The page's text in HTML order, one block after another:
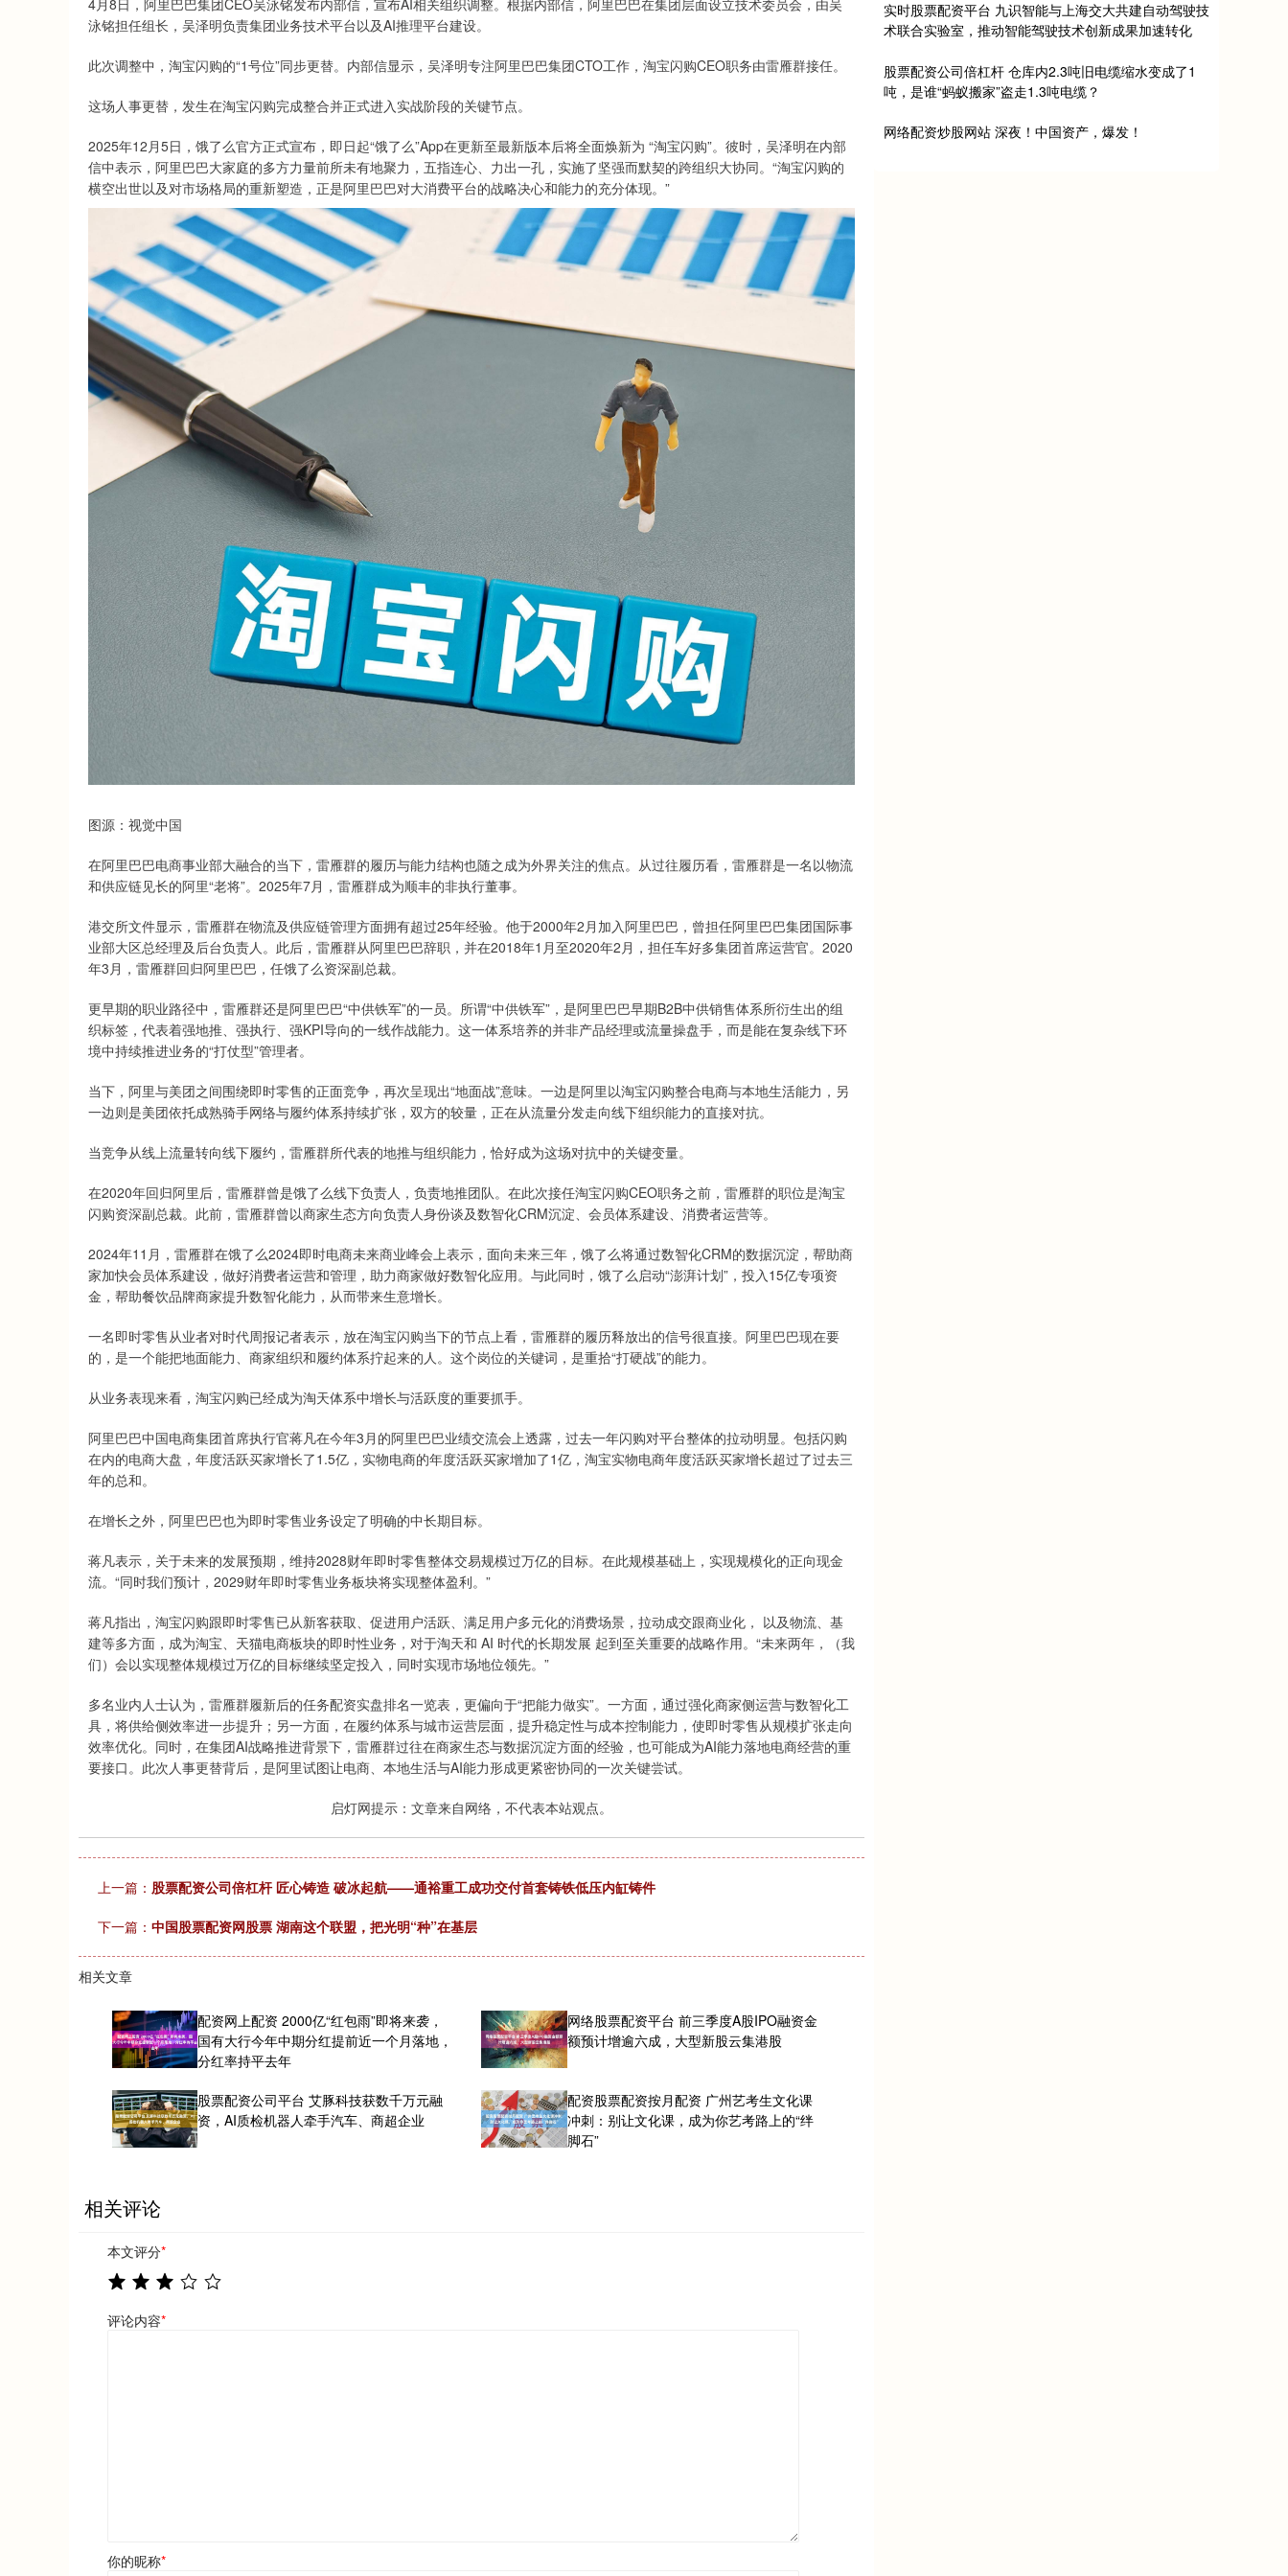
4月8日，阿里巴巴集团CEO吴泳铭发布内部信，宣布AI相关组织调整。根据内部信，阿里巴巴在集团层面设立技术委员会，由吴
泳铭担任组长，吴泽明负责集团业务技术平台以及AI推理平台建设。
此次调整中，淘宝闪购的“1号位”同步更替。内部信显示，吴泽明专注阿里巴巴集团CTO工作，淘宝闪购CEO职务由雷雁群接任。
这场人事更替，发生在淘宝闪购完成整合并正式进入实战阶段的关键节点。
2025年12月5日，饿了么官方正式宣布，即日起“饿了么”App在更新至最新版本后将全面焕新为 “淘宝闪购”。彼时，吴泽明在内部
信中表示，阿里巴巴大家庭的多方力量前所未有地聚力，五指连心、力出一孔，实施了坚强而默契的跨组织大协同。“淘宝闪购的
横空出世以及对市场格局的重新塑造，正是阿里巴巴对大消费平台的战略决心和能力的充分体现。”
图源：视觉中国
在阿里巴巴电商事业部大融合的当下，雷雁群的履历与能力结构也随之成为外界关注的焦点。从过往履历看，雷雁群是一名以物流
和供应链见长的阿里“老将”。2025年7月，雷雁群成为顺丰的非执行董事。
港交所文件显示，雷雁群在物流及供应链管理方面拥有超过25年经验。他于2000年2月加入阿里巴巴，曾担任阿里巴巴集团国际事
业部大区总经理及后台负责人。此后，雷雁群从阿里巴巴辞职，并在2018年1月至2020年2月，担任车好多集团首席运营官。2020
年3月，雷雁群回归阿里巴巴，任饿了么资深副总裁。
更早期的职业路径中，雷雁群还是阿里巴巴“中供铁军”的一员。所谓“中供铁军”，是阿里巴巴早期B2B中供销售体系所衍生出的组
织标签，代表着强地推、强执行、强KPI导向的一线作战能力。这一体系培养的并非产品经理或流量操盘手，而是能在复杂线下环
境中持续推进业务的“打仗型”管理者。
当下，阿里与美团之间围绕即时零售的正面竞争，再次呈现出“地面战”意味。一边是阿里以淘宝闪购整合电商与本地生活能力，另
一边则是美团依托成熟骑手网络与履约体系持续扩张，双方的较量，正在从流量分发走向线下组织能力的直接对抗。
当竞争从线上流量转向线下履约，雷雁群所代表的地推与组织能力，恰好成为这场对抗中的关键变量。
在2020年回归阿里后，雷雁群曾是饿了么线下负责人，负责地推团队。在此次接任淘宝闪购CEO职务之前，雷雁群的职位是淘宝
闪购资深副总裁。此前，雷雁群曾以商家生态方向负责人身份谈及数智化CRM沉淀、会员体系建设、消费者运营等。
2024年11月，雷雁群在饿了么2024即时电商未来商业峰会上表示，面向未来三年，饿了么将通过数智化CRM的数据沉淀，帮助商
家加快会员体系建设，做好消费者运营和管理，助力商家做好数智化应用。与此同时，饿了么启动“澎湃计划”，投入15亿专项资
金，帮助餐饮品牌商家提升数智化能力，从而带来生意增长。
一名即时零售从业者对时代周报记者表示，放在淘宝闪购当下的节点上看，雷雁群的履历释放出的信号很直接。阿里巴巴现在要
的，是一个能把地面能力、商家组织和履约体系拧起来的人。这个岗位的关键词，是重拾“打硬战”的能力。
从业务表现来看，淘宝闪购已经成为淘天体系中增长与活跃度的重要抓手。
阿里巴巴中国电商集团首席执行官蒋凡在今年3月的阿里巴巴业绩交流会上透露，过去一年闪购对平台整体的拉动明显。包括闪购
在内的电商大盘，年度活跃买家增长了1.5亿，实物电商的年度活跃买家增加了1亿，淘宝实物电商年度活跃买家增长超过了过去三
年的总和。
在增长之外，阿里巴巴也为即时零售业务设定了明确的中长期目标。
蒋凡表示，关于未来的发展预期，维持2028财年即时零售整体交易规模过万亿的目标。在此规模基础上，实现规模化的正向现金
流。“同时我们预计，2029财年即时零售业务板块将实现整体盈利。”
蒋凡指出，淘宝闪购跟即时零售已从新客获取、促进用户活跃、满足用户多元化的消费场景，拉动成交跟商业化， 以及物流、基
建等多方面，成为淘宝、天猫电商板块的即时性业务，对于淘天和 AI 时代的长期发展 起到至关重要的战略作用。“未来两年，（我
们）会以实现整体规模过万亿的目标继续坚定投入，同时实现市场地位领先。”
多名业内人士认为，雷雁群履新后的任务配资实盘排名一览表，更偏向于“把能力做实”。一方面，通过强化商家侧运营与数智化工
具，将供给侧效率进一步提升；另一方面，在履约体系与城市运营层面，提升稳定性与成本控制能力，使即时零售从规模扩张走向
效率优化。同时，在集团AI战略推进背景下，雷雁群过往在商家生态与数据沉淀方面的经验，也可能成为AI能力落地电商经营的重
要接口。此次人事更替背后，是阿里试图让电商、本地生活与AI能力形成更紧密协同的一次关键尝试。
启灯网提示：文章来自网络，不代表本站观点。
上一篇： 股票配资公司倍杠杆 匠心铸造 破冰起航——通裕重工成功交付首套铸铁低压内缸铸件
下一篇： 中国股票配资网股票 湖南这个联盟，把光明“种”在基层
相关文章
配资网上配资 2000亿“红包雨”即将来袭，
国有大行今年中期分红提前近一个月落地，
分红率持平去年
网络股票配资平台 前三季度A股IPO融资金
额预计增逾六成，大型新股云集港股
股票配资公司平台 艾豚科技获数千万元融
资，AI质检机器人牵手汽车、商超企业
配资股票配资按月配资 广州艺考生文化课
冲刺：别让文化课，成为你艺考路上的“绊
脚石”
相关评论
本文评分*
评论内容*
你的昵称*
实时股票配资平台 九识智能与上海交大共建自动驾驶技
术联合实验室，推动智能驾驶技术创新成果加速转化
股票配资公司倍杠杆 仓库内2.3吨旧电缆缩水变成了1
吨，是谁“蚂蚁搬家”盗走1.3吨电缆？
网络配资炒股网站 深夜！中国资产，爆发！